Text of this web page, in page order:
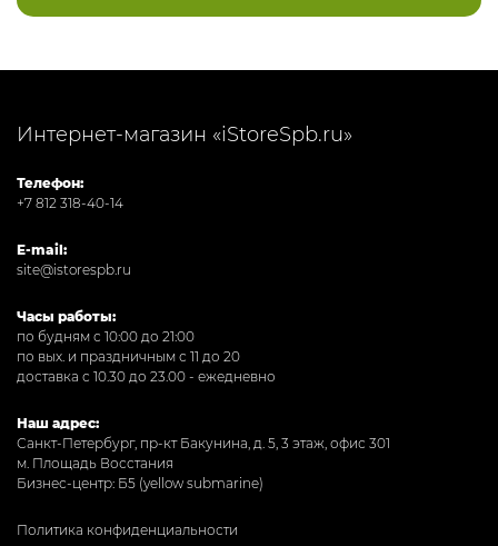
Интернет-магазин «iStoreSpb.ru»
Телефон:
+7 812 318-40-14
E-mail:
site@istorespb.ru
Часы работы:
по будням с 10:00 до 21:00
по вых. и праздничным с 11 до 20
доставка с 10.30 до 23.00 - ежедневно
Наш адрес:
Санкт-Петербург, пр-кт Бакунина, д. 5, 3 этаж, офис 301
м. Площадь Восстания
Бизнес-центр: Б5 (yellow submarine)
Политика конфиденциальности